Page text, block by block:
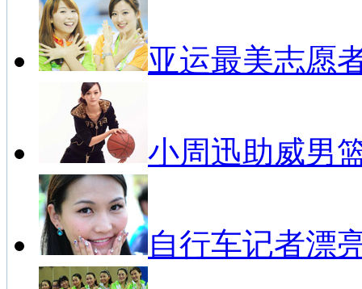
亚运最美志愿
小周迅助威男
自行车记者漂